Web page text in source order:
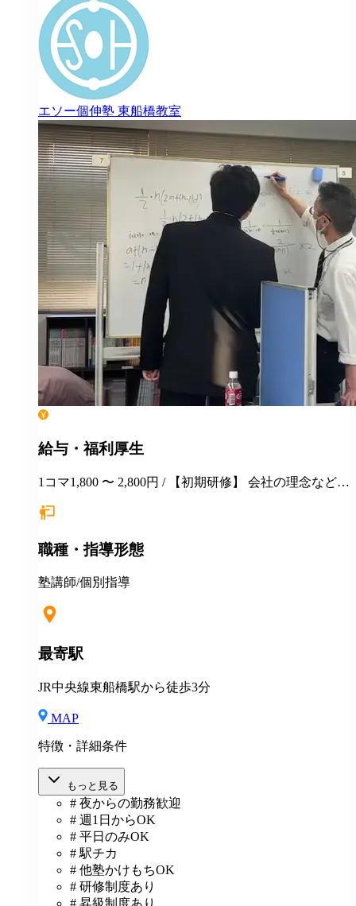
エソー個伸塾 東船橋教室
給与・福利厚生
1コマ1,800 〜 2,800円 / 【初期研修】 会社の理念などの
いについて 授業見学 模擬授業 を初期研修として行っ
じて研修を行います。 【定期的に行っている研修】 保
て面談のロープレを行います。社会人としてのマナー
有、研鑽を行っています。 【映像授業の講師の皆様に
授業を在籍講師に開放しています。 授業力を高めるた
めには、良い授業をたくさん見て実際に教えていくこ
とを繰り返すことが早いと考えています。
職種・指導形態
塾講師/個別指導
最寄駅
JR中央線東船橋駅から徒歩3分
MAP
特徴・詳細条件
もっと見る
# 夜からの勤務歓迎
# 週1日からOK
# 平日のみOK
# 駅チカ
# 他塾かけもちOK
# 研修制度あり
# 昇級制度あり